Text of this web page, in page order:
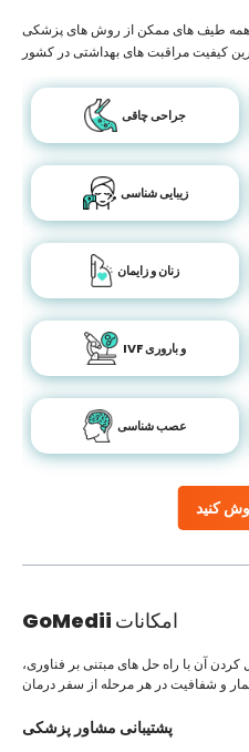
کنید
همه طیف های ممکن از روش های پزشکی
جراحی چاقی
زیبایی شناسی
زنان و زایمان
IVF و باروری
عصب شناسی
GoMedii امکانات
آن با راه حل های مبتنی بر فناوری،
پشتیبانی مشاور پزشکی